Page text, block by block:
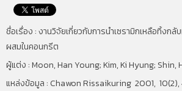
ชื่อเรื่อง :งานวิจัยเกี่ยวกับการนำเซรามิกเหลือทิ้งกลับ
ผสมในคอนกรีต
ผู้แต่ง : Moon, Han Young; Kim, Ki Hyung; Shin,
แหล่งข้อมูล : Chawon Rissaikuring 2001, 10(2),